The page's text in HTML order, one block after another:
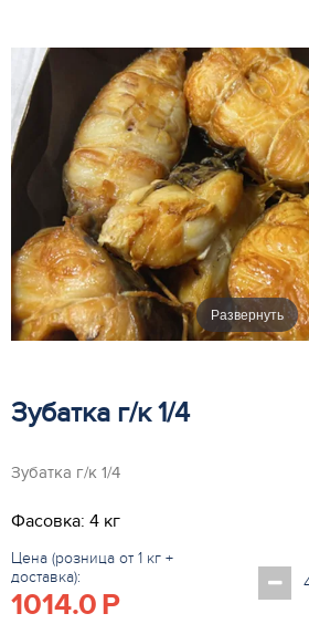
Развернуть
Зубатка г/к 1/4
Зубатка г/к 1/4
Фасовка: 4 кг
Цена (розница от 1 кг +
доставка):
1014.0P